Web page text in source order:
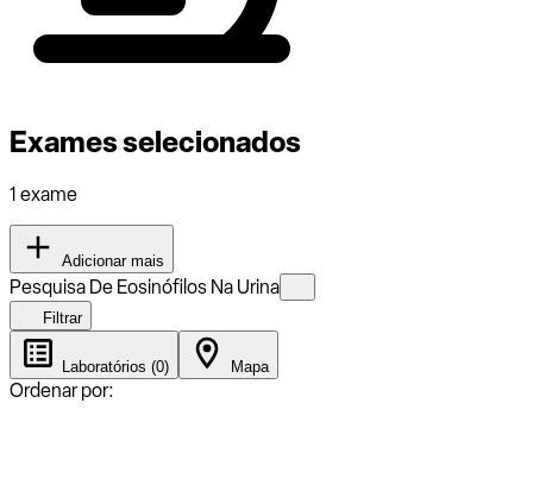
Exames selecionados
1 exame
Adicionar mais
Pesquisa De Eosinófilos Na Urina
Filtrar
Laboratórios (0) Mapa
Ordenar por: